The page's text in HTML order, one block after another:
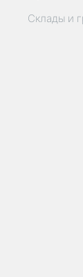
Склады и